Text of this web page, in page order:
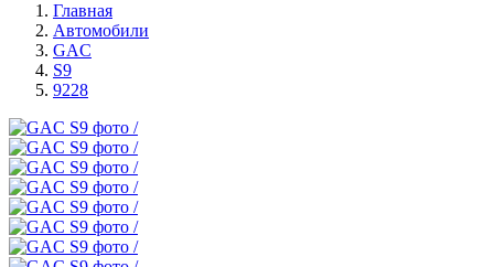
Главная
Автомобили
GAC
S9
9228